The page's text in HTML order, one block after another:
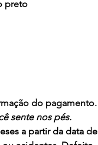
preto
do pagamento.
sente nos pés.
a partir da data de